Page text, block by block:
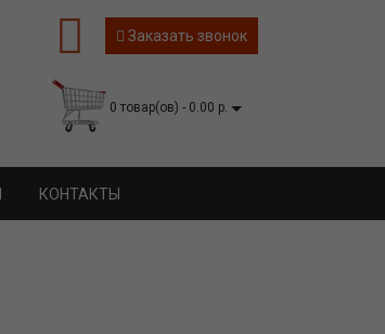
Заказать звонок
0 товар(ов) - 0.00 р.
КОНТАКТЫ